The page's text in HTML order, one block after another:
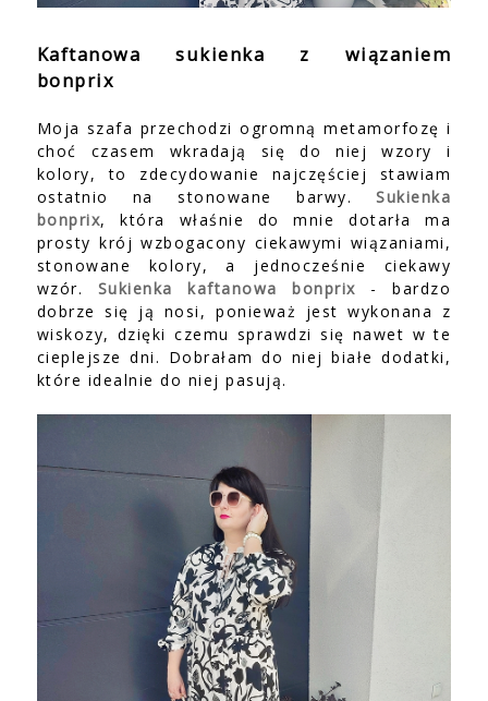
Kaftanowa sukienka z wiązaniem
bonprix
Moja szafa przechodzi ogromną metamorfozę i
choć czasem wkradają się do niej wzory i
kolory, to zdecydowanie najczęściej stawiam
ostatnio na stonowane barwy.Sukienka
bonprix, która właśnie do mnie dotarła ma
prosty krój wzbogacony ciekawymi wiązaniami,
stonowane kolory, a jednocześnie ciekawy
wzór. Sukienka kaftanowa bonprix - bardzo
dobrze się ją nosi, ponieważ jest wykonana z
wiskozy, dzięki czemu sprawdzi się nawet w te
cieplejsze dni. Dobrałam do niej białe dodatki,
które idealnie do niej pasują.